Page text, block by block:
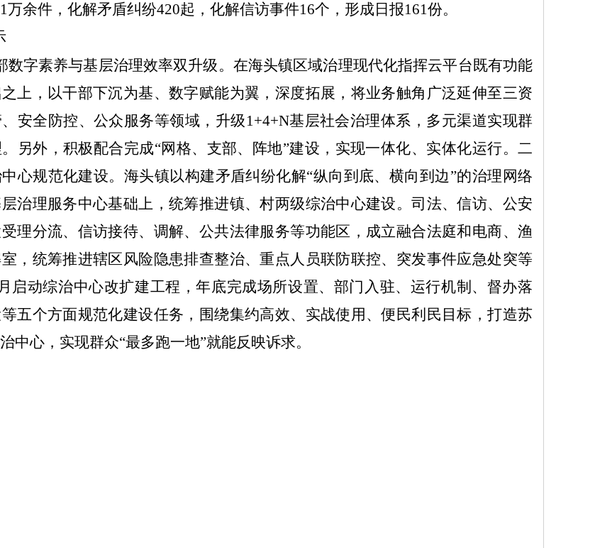
1万余件，化解矛盾纠纷420起，化解信访事件16个 ， 形成日报161份。
数字素养与基层治理效率双升级。 在海头镇区域治理现代化指挥云平台既有功能
上，以干部下沉为基、数字赋能为翼，深度拓展，将业务触角广泛延伸至三资
安全防控、公众服务等领域，升级1+4+N基层社会治理体系，多元渠道实现群
另外，积极配合完成“网格、支部、阵地”建设，实现一体化、实体化运行。 二
心规范化建设。 海头镇以构建矛盾纠纷化解“纵向到底、横向到边”的治理网络
治理服务中心基础上，统筹推进镇、村两级综治中心建设。司法、信访、 公安
受理分流、信访接待、调解、公共法律服务等功能区，成立融合法庭和电商、渔
，统筹推进辖区风险隐患排查整治、重点人员联防联控、突发事件应急处突等
月启动综治中心改扩建工程，年底完成场所设置、部门入驻、运行机制、督办落
五个方面规范化建设任务，围绕集约高效、实战使用、便民利民目标，打造苏
中心，实现群众“最多跑一地”就能反映诉求。